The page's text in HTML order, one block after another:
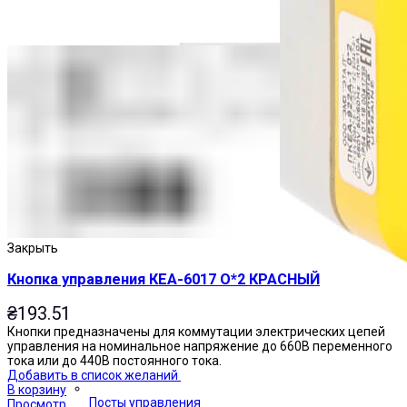
Посты управления
Закрыть
Кнопка управления КЕА-6017 О*2 КРАСНЫЙ
₴193.51
Кнопки предназначены для коммутации электрических цепей
управления на номинальное напряжение до 660В переменного
тока или до 440В постоянного тока.
Добавить в список желаний
В корзину